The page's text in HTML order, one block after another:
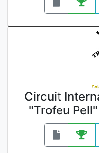
Circuit
"Trofeu